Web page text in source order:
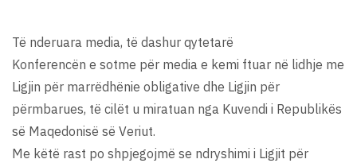
Të nderuara media, të dashur qytetarë
Konferencën e sotme për media e kemi ftuar në lidhje me
Ligjin për marrëdhënie obligative dhe Ligjin për
përmbarues, të cilët u miratuan nga Kuvendi i Republikës
së Maqedonisë së Veriut.
Me këtë rast po shpjegojmë se ndryshimi i Ligjit për